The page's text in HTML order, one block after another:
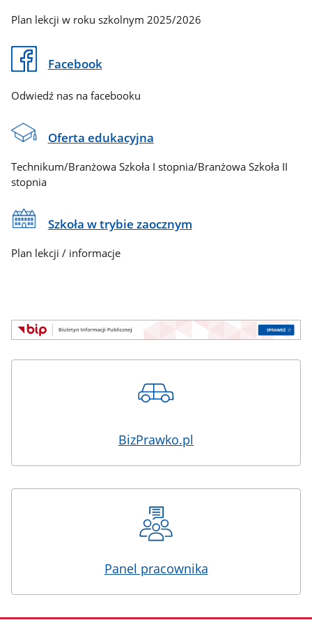
Plan lekcji w roku szkolnym 2025/2026
Facebook
Odwiedź nas na facebooku
Oferta edukacyjna
Technikum/Branżowa Szkoła I stopnia/Branżowa Szkoła II
stopnia
Szkoła w trybie zaocznym
Plan lekcji / informacje
BizPrawko.pl
Panel pracownika